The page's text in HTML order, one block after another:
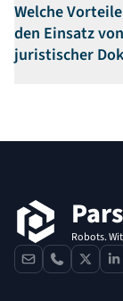
Welche
den Einsatz
juristischer
Robots.
contactphone
x